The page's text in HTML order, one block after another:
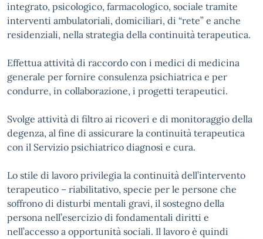
integrato, psicologico, farmacologico, sociale tramite
interventi ambulatoriali, domiciliari, di “rete” e anche
residenziali, nella strategia della continuità terapeutica.
Effettua attività di raccordo con i medici di medicina
generale per fornire consulenza psichiatrica e per
condurre, in collaborazione, i progetti terapeutici.
Svolge attività di filtro ai ricoveri e di monitoraggio della
degenza, al fine di assicurare la continuità terapeutica
con il Servizio psichiatrico diagnosi e cura.
Lo stile di lavoro privilegia la continuità dell’intervento
terapeutico – riabilitativo, specie per le persone che
soffrono di disturbi mentali gravi, il sostegno della
persona nell’esercizio di fondamentali diritti e
nell’accesso a opportunità sociali. Il lavoro è quindi